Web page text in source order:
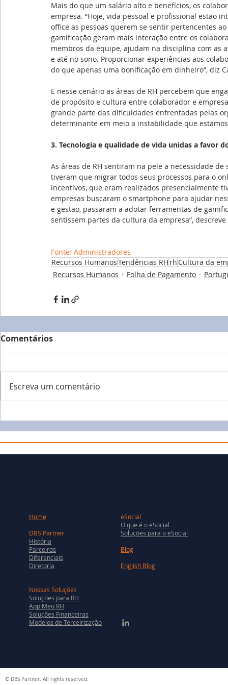
Mais do que um salário alto e benefícios, os
empresa. “Hoje, vida pessoal e profissional estão
office as pessoas querem se sentir pertencentes
gamificação geram mais interação entre os
membros da equipe, ajudam na disciplina com as
e até no sono. Proporcionar experiências aos
do que apenas uma bonificação em dinheiro”, diz
E nesse cenário as áreas de RH percebem que
de propósito e cultura entre colaborador e
grande parte das dificuldades enfrentadas pelas
determinante em meio a instabilidade que
3. Tecnologia e qualidade de vida unidas a favor
As áreas de RH sentiram na pele a necessidade
tiveram que migrar todos seus processos para o
incentivos, que eram realizados presencialmente
empresas buscaram o smartphone para ajudar
e gestão, passaram a adotar ferramentas de
sentissem partes da cultura da empresa”, descreve
Fonte: Administradores
Recursos HumanosTendências RH rh Cultura da
Recursos Humanos
Folha de Pagamento
Comentários
Escreva um comentário
Home
DBS Partner
História
Parceiros
Diferenciais
Diretoria
eSocial
O que é o eSocial
Soluções para o eSocial
Blog
English Blog
Nossas Soluções
Soluções para RH
App Meu RH
Soluções Financeiras
Modelos de Terceirização
© DBS Partner. All rights reserved.